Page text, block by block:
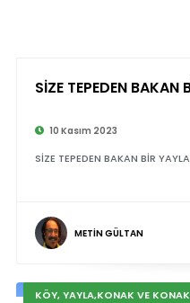
SİZE TEPEDEN BAKAN
10 Kasım 2023
SİZE TEPEDEN BAKAN BİR
METİN GÜLTAN
KÖY, YAYLA,KONAK VE